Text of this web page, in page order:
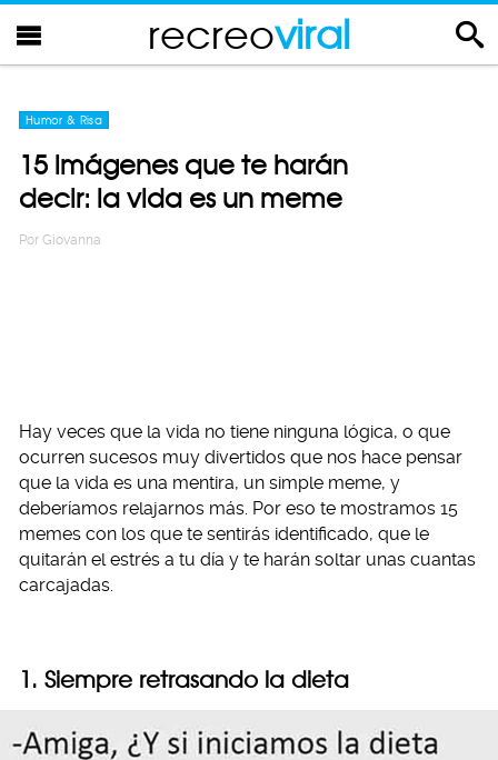
recreoviral
Humor & Risa
15 imágenes que te harán
decir: la vida es un meme
Por Giovanna
Hay veces que la vida no tiene ninguna lógica, o que
ocurren sucesos muy divertidos que nos hace pensar
que la vida es una mentira, un simple meme, y
deberíamos relajarnos más. Por eso te mostramos 15
memes con los que te sentirás identificado, que le
quitarán el estrés a tu día y te harán soltar unas cuantas
carcajadas.
1. Siempre retrasando la dieta